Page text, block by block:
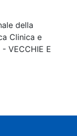
della
Clinica e
VECCHIE E